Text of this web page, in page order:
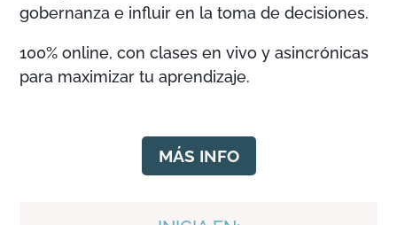
gobernanza e influir en la toma de decisiones.
100% online, con clases en vivo y asincrónicas
para maximizar tu aprendizaje.
MÁS INFO